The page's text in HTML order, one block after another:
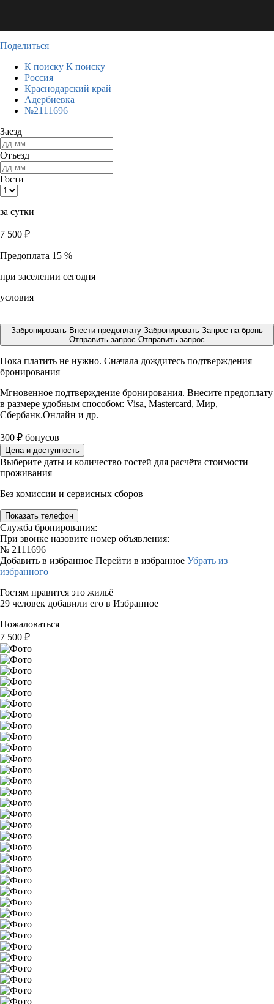
Поделиться
К поиску К поиску
Россия
Краснодарский край
Адербиевка
№2111696
Заезд
Отъезд
Гости
за сутки
7 500 ₽
Предоплата 15 %
при заселении сегодня
условия
Забронировать Внести предоплату Забронировать Запрос на бронь
Отправить запрос Отправить запрос
Пока платить не нужно. Сначала дождитесь подтверждения
бронирования
Мгновенное подтверждение бронирования. Внесите предоплату
в размере удобным способом: Visa, Mastercard, Мир,
Сбербанк.Онлайн и др.
300 ₽ бонусов
Цена и доступность
Выберите даты и количество гостей для расчёта стоимости
проживания
Без комиссии и сервисных сборов
Показать телефон
Служба бронирования:
При звонке назовите номер объявления:
№ 2111696
Добавить в избранное Перейти в избранное Убрать из
избранного
Гостям нравится это жильё
29 человек добавили его в Избранное
Пожаловаться
7 500 ₽